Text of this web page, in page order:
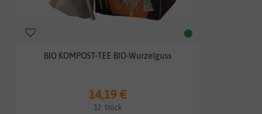
BIO KOMPOST-TEE BIO-Wurzelguss
14,19 €
12 Stück